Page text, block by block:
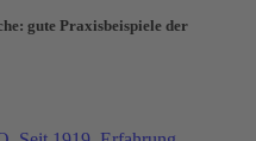
gute Praxisbeispiele der